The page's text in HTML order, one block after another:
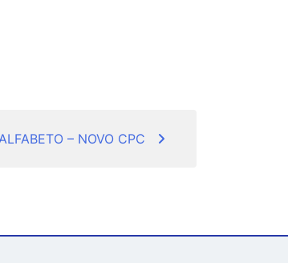
– NOVO CPC